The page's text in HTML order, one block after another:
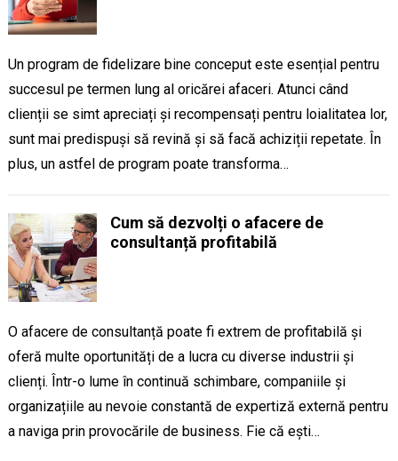
Un program de fidelizare bine conceput este esențial pentru
succesul pe termen lung al oricărei afaceri. Atunci când
clienții se simt apreciați și recompensați pentru loialitatea lor,
sunt mai predispuși să revină și să facă achiziții repetate. În
plus, un astfel de program poate transforma…
Cum să dezvolți o afacere de
consultanță profitabilă
O afacere de consultanță poate fi extrem de profitabilă și
oferă multe oportunități de a lucra cu diverse industrii și
clienți. Într-o lume în continuă schimbare, companiile și
organizațiile au nevoie constantă de expertiză externă pentru
a naviga prin provocările de business. Fie că ești…